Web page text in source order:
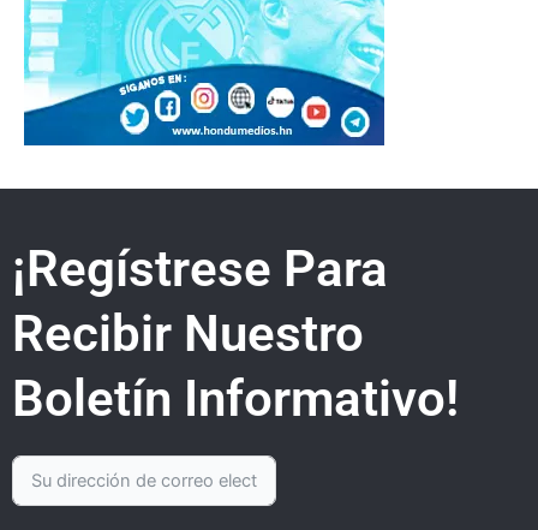
¡Regístrese Para
Recibir Nuestro
Boletín Informativo!